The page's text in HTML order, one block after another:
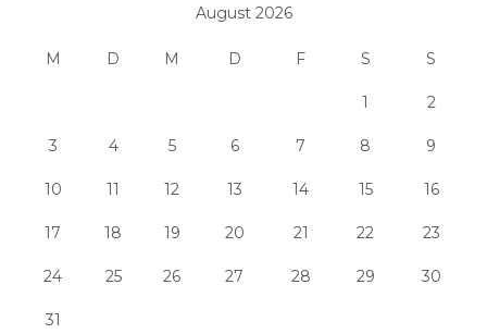
August 2026
M D M D F S S
1 2
3 4 5 6 7 8 9
10 11 12 13 14 15 16
17 18 19 20 21 22 23
24 25 26 27 28 29 30
31